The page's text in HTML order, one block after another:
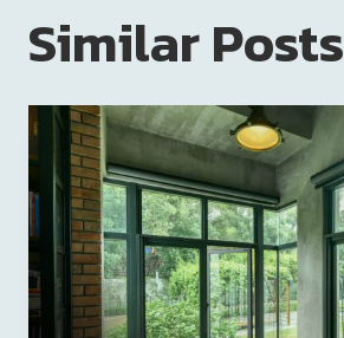
Similar Posts